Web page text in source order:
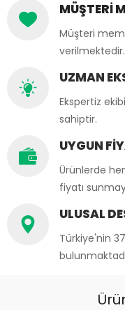
MÜŞTERİ
Müşteri
verilmektedir.
UZMAN
Ekspertiz
sahiptir.
UYGUN
Ürünlerde
fiyatı
ULUSAL
Türkiye'nin